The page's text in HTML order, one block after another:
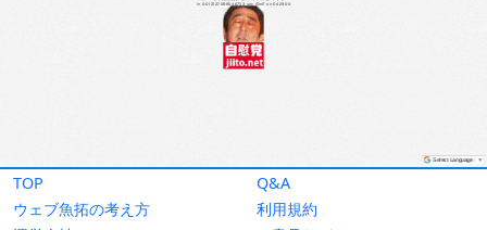
TOP
Q&A
ウェブ魚拓の考え方
利用規約